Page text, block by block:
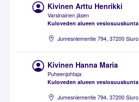
Kivinen Arttu Henrikki
Varsinainen jäsen
Kuloveden alueen vesiosuuskunta
Jumesniementie 794, 37200 Siuro
Kivinen Hanna Maria
Puheenjohtaja
Kuloveden alueen vesiosuuskunta
Jumesniementie 794, 37200 Siuro